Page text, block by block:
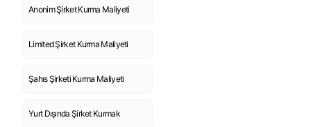
Anonim Şirket Kurma Maliyeti
Limited Şirket Kurma Maliyeti
Şahıs Şirketi Kurma Maliyeti
Yurt Dışında Şirket Kurmak